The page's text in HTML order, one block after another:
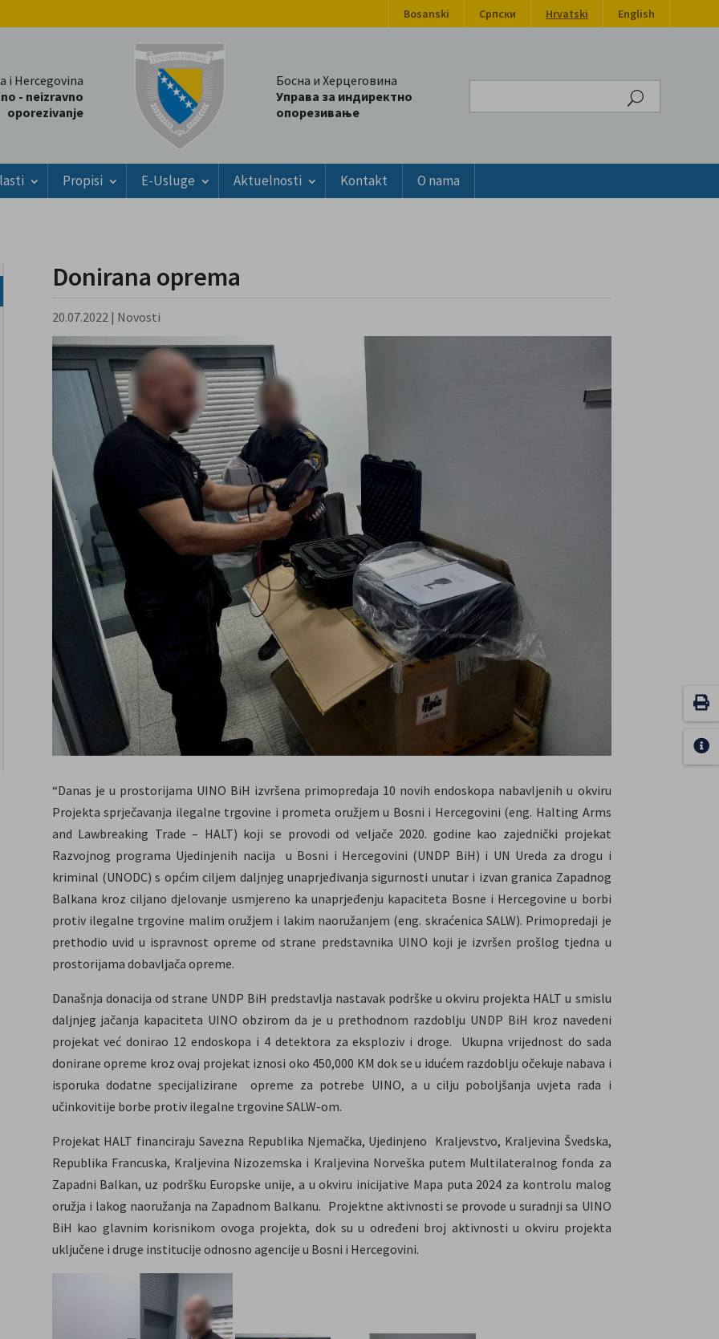
Bosanski Српски Hrvatski English
i Hercegovina
- neizravno
oporezivanje
Босна и Херцеговина
Управа за индиректно
опорезивање
Propisi E-Usluge Aktuelnosti Kontakt O nama
Donirana oprema
20.07.2022| Novosti
“Danas je u prostorijama UINO BiH izvršena primopredaja 10 novih endoskopa nabavljenih u okviru
Projekta sprječavanja ilegalne trgovine i prometa oružjem u Bosni i Hercegovini (eng. Halting Arms
and Lawbreaking Trade – HALT) koji se provodi od veljače 2020. godine kao zajednički projekat
Razvojnog programa Ujedinjenih nacija u Bosni i Hercegovini (UNDP BiH) i UN Ureda za drogu i
kriminal (UNODC) s općim ciljem daljnjeg unaprjeđivanja sigurnosti unutar i izvan granica Zapadnog
Balkana kroz ciljano djelovanje usmjereno ka unaprjeđenju kapaciteta Bosne i Hercegovine u borbi
protiv ilegalne trgovine malim oružjem i lakim naoružanjem (eng. skraćenica SALW). Primopredaji je
prethodio uvid u ispravnost opreme od strane predstavnika UINO koji je izvršen prošlog tjedna u
prostorijama dobavljača opreme.
Današnja donacija od strane UNDP BiH predstavlja nastavak podrške u okviru projekta HALT u smislu
daljnjeg jačanja kapaciteta UINO obzirom da je u prethodnom razdoblju UNDP BiH kroz navedeni
projekat već donirao 12 endoskopa i 4 detektora za eksploziv i droge. Ukupna vrijednost do sada
donirane opreme kroz ovaj projekat iznosi oko 450,000 KM dok se u idućem razdoblju očekuje nabava i
isporuka dodatne specijalizirane opreme za potrebe UINO, a u cilju poboljšanja uvjeta rada i
učinkovitije borbe protiv ilegalne trgovine SALW-om.
Projekat HALT financiraju Savezna Republika Njemačka, Ujedinjeno Kraljevstvo, Kraljevina Švedska,
Republika Francuska, Kraljevina Nizozemska i Kraljevina Norveška putem Multilateralnog fonda za
Zapadni Balkan, uz podršku Europske unije, a u okviru inicijative Mapa puta 2024 za kontrolu malog
oružja i lakog naoružanja na Zapadnom Balkanu. Projektne aktivnosti se provode u suradnji sa UINO
BiH kao glavnim korisnikom ovoga projekta, dok su u određeni broj aktivnosti u okviru projekta
uključene i druge institucije odnosno agencije u Bosni i Hercegovini.